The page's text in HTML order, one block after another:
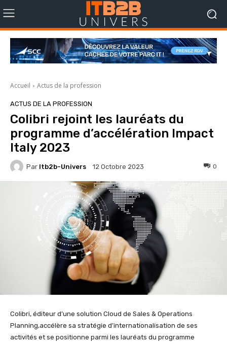
Accueil Actus de la profession
ACTUS DE LA PROFESSION
Colibri rejoint les lauréats du
programme d’accélération Impact
Italy 2023
Par Itb2b-Univers 12 Octobre 2023 0
Colibri, éditeur d’une solution Cloud de Sales & Operations
Planning,accélère sa stratégie d’internationalisation de ses
activités et se positionne parmi les lauréats du programme